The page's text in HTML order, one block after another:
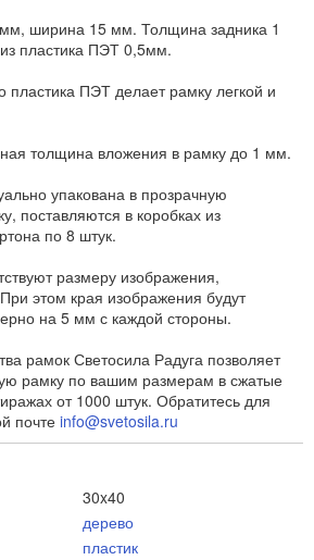
ширина 15 мм. Толщина задника 1
пластика ПЭТ 0,5мм.
пластика ПЭТ делает рамку легкой и
толщина вложения в рамку до 1 мм.
упакована в прозрачную
поставляются в коробках из
по 8 штук.
размеру изображения,
этом края изображения будут
на 5 мм с каждой стороны.
рамок Светосила Радуга позволяет
рамку по вашим размерам в сжатые
от 1000 штук. Обратитесь для
почте info@svetosila.ru
30x40
дерево
пластик